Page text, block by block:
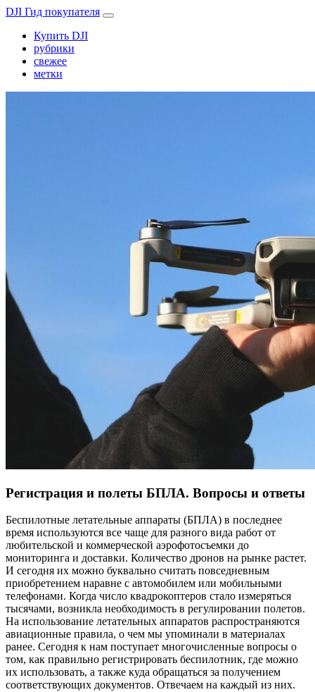
DJI Гид покупателя
Купить DJI
рубрики
свежее
метки
Регистрация и полеты БПЛА. Вопросы и ответы
Беспилотные летательные аппараты (БПЛА) в последнее
время используются все чаще для разного вида работ от
любительской и коммерческой аэрофотосъемки до
мониторинга и доставки. Количество дронов на рынке растет.
И сегодня их можно буквально считать повседневным
приобретением наравне с автомобилем или мобильными
телефонами. Когда число квадрокоптеров стало измеряться
тысячами, возникла необходимость в регулировании полетов.
На использование летательных аппаратов распространяются
авиационные правила, о чем мы упоминали в материалах
ранее. Сегодня к нам поступает многочисленные вопросы о
том, как правильно регистрировать беспилотник, где можно
их использовать, а также куда обращаться за получением
соответствующих документов. Отвечаем на каждый из них.